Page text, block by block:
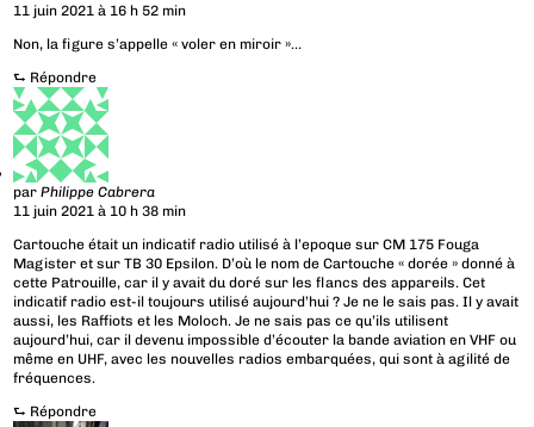
11 juin 2021 à 16 h 52 min
Non, la figure s’appelle « voler en miroir »…
⮑ Répondre
parPhilippe Cabrera
11 juin 2021 à 10 h 38 min
Cartouche était un indicatif radio utilisé à l’epoque sur CM 175 Fouga
Magister et sur TB 30 Epsilon. D’où le nom de Cartouche « dorée » donné à
cette Patrouille, car il y avait du doré sur les flancs des appareils. Cet
indicatif radio est-il toujours utilisé aujourd’hui ? Je ne le sais pas. Il y avait
aussi, les Raffiots et les Moloch. Je ne sais pas ce qu’ils utilisent
aujourd’hui, car il devenu impossible d’écouter la bande aviation en VHF ou
même en UHF, avec les nouvelles radios embarquées, qui sont à agilité de
fréquences.
⮑ Répondre